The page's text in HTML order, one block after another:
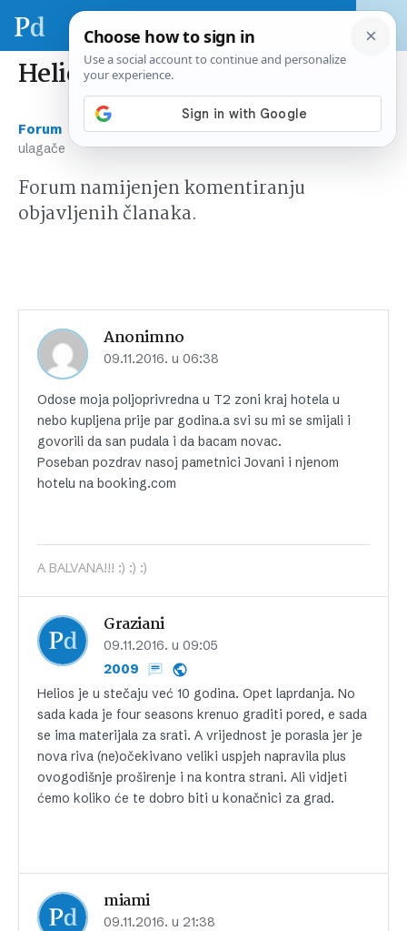
Helios Faros ‘meta’ za ulagače
Forum Komentari članaka ›
Helios Faros ‘meta’ za
ulagače
Forum namijenjen komentiranju
objavljenih članaka.
Anonimno
09.11.2016. u 06:38
Odose moja poljoprivredna u T2 zoni kraj hotela u
nebo kupljena prije par godina.a svi su mi se smijali i
govorili da san pudala i da bacam novac.
Poseban pozdrav nasoj pametnici Jovani i njenom
hotelu na booking.com
A BALVANA!!! :) :) :)
Graziani
09.11.2016. u 09:05
2009
Helios je u stečaju već 10 godina. Opet laprdanja. No
sada kada je four seasons krenuo graditi pored, e sada
se ima materijala za srati. A vrijednost je porasla jer je
nova riva (ne)očekivano veliki uspjeh napravila plus
ovogodišnje proširenje i na kontra strani. Ali vidjeti
ćemo koliko će te dobro biti u konačnici za grad.
miami
09.11.2016. u 21:38